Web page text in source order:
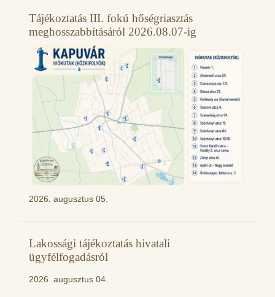
Tájékoztatás III. fokú hőségriasztás
meghosszabbításáról 2026.08.07-ig
2026. augusztus 05.
Lakossági tájékoztatás hivatali
ügyfélfogadásról
2026. augusztus 04.